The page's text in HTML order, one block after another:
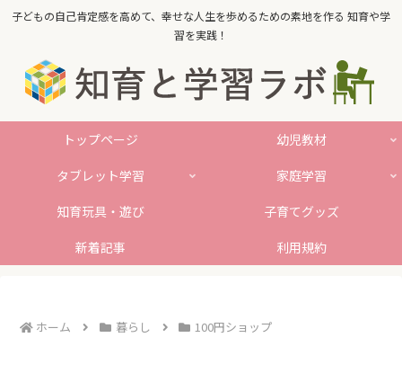
子どもの自己肯定感を高めて、幸せな人生を歩めるための素地を作る 知育や学
習を実践！
トップページ
幼児教材
タブレット学習
家庭学習
知育玩具・遊び
子育てグッズ
新着記事
利用規約
ホーム 暮らし 100円ショップ